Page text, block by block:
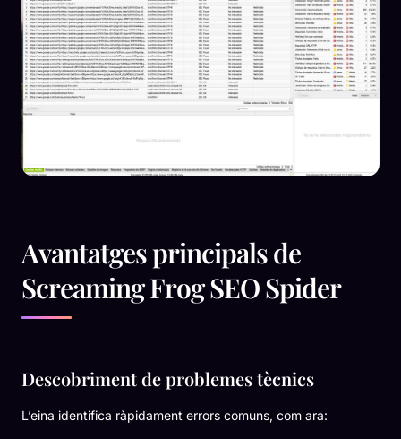
Avantatges principals de
Screaming Frog SEO Spider
Descobriment de problemes tècnics
L’eina identifica ràpidament errors comuns, com ara: